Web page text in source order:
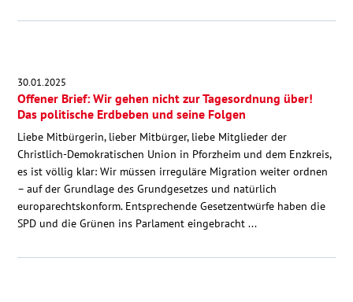
30.01.2025
Offener Brief: Wir gehen nicht zur Tagesordnung über!
Das politische Erdbeben und seine Folgen
Liebe Mitbürgerin, lieber Mitbürger, liebe Mitglieder der
Christlich-Demokratischen Union in Pforzheim und dem Enzkreis,
es ist völlig klar: Wir müssen irreguläre Migration weiter ordnen
– auf der Grundlage des Grundgesetzes und natürlich
europarechtskonform. Entsprechende Gesetzentwürfe haben die
SPD und die Grünen ins Parlament eingebracht ...